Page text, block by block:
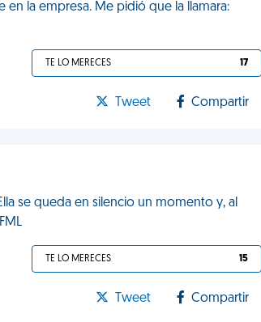
en la empresa. Me pidió que la llamara:
TE LO MERECES 17
Tweet Compartir
se queda en silencio un momento y, al
TE LO MERECES 15
Tweet Compartir